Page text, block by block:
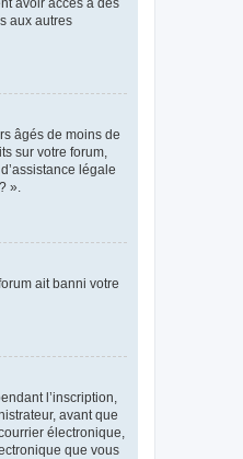
aux autres
âgés de moins de
sur votre forum,
légale
».
ait banni votre
l’inscription,
avant que
électronique,
que vous